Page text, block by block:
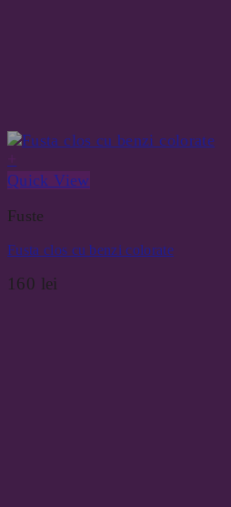
Quick View
Fuste
Fusta clos cu benzi colorate
160 lei